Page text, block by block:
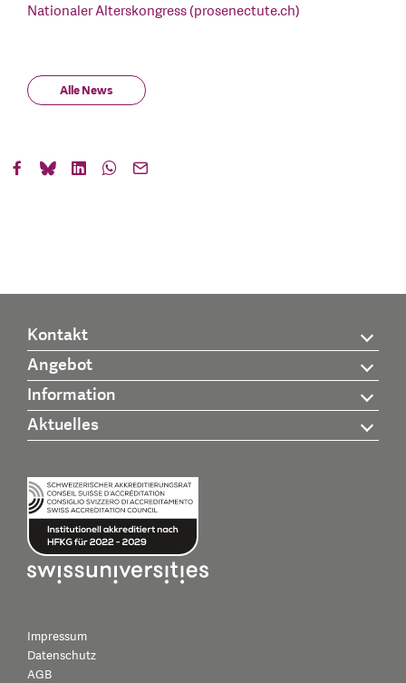
Nationaler Alterskongress (prosenectute.ch)
Alle News
Kontakt
Angebot
Information
Aktuelles
Impressum
Datenschutz
AGB